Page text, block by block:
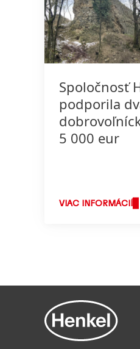
Spoločnosť
podporila
5 000 eur
VIAC INFORMÁCIÍ